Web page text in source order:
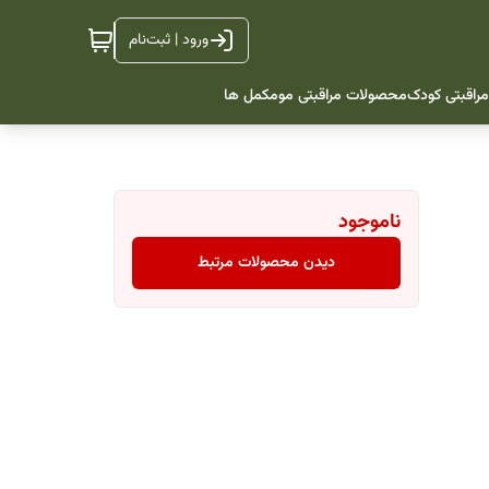
ورود | ثبت‌نام
کودکمحصولات مراقبتی مومکمل ها
ناموجود
دیدن محصولات مرتبط